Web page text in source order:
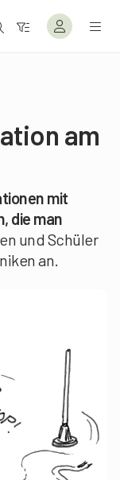
am
mit
die man
und Schüler
an.